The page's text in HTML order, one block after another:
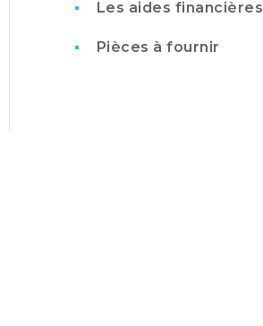
Les aides financières
Pièces à fournir